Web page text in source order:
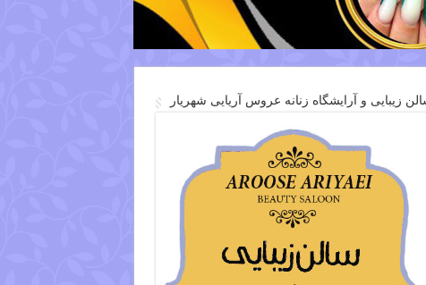
زیبایی و آرایشگاه زنانه عروس آریایی شهریار